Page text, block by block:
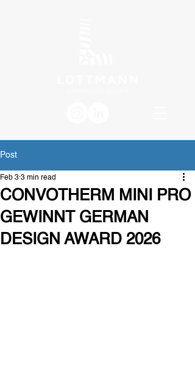
Post
CONVOTHERM MINI PRO
GEWINNT GERMAN
DESIGN AWARD 2026
Feb 3 3 min read